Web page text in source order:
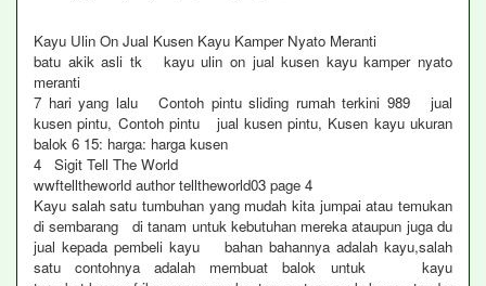
Kayu Ulin On Jual Kusen Kayu Kamper Nyato Meranti
batu akik asli tk kayu ulin on jual kusen kayu kamper nyato
meranti
7 hari yang lalu Contoh pintu sliding rumah terkini 989 jual
kusen pintu, Contoh pintu jual kusen pintu, Kusen kayu ukuran
balok 6 15: harga: harga kusen
4 Sigit Tell The World
wwftelltheworld author telltheworld03 page 4
Kayu salah satu tumbuhan yang mudah kita jumpai atau temukan
di sembarang di tanam untuk kebutuhan mereka ataupun juga du
jual kepada pembeli kayu bahan bahannya adalah kayu,salah
satu contohnya adalah membuat balok untuk kayu